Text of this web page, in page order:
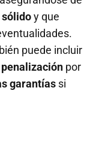
y que
puede incluir
por
garantías si